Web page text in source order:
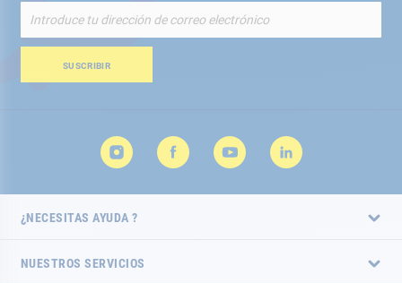
nuestro
de
SUSCRIBIR
¿NECESITAS AYUDA ?
NUESTROS SERVICIOS